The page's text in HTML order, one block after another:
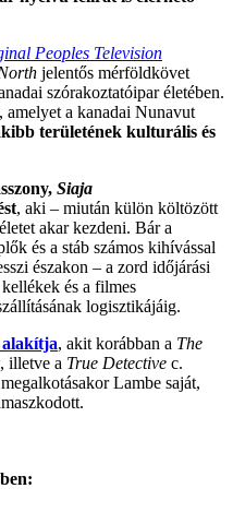
Peoples Television
jelentős mérföldkövet
szórakoztatóipar életében.
a kanadai Nunavut
területének kulturális és
Siaja
, aki – miután külön költözött
akar kezdeni. Bár a
és a stáb számos kihívással
északon – a zord időjárási
és a filmes
logisztikájáig.
alakítja, akit korábban a The
, illetve a True Detective c.
Lambe saját,